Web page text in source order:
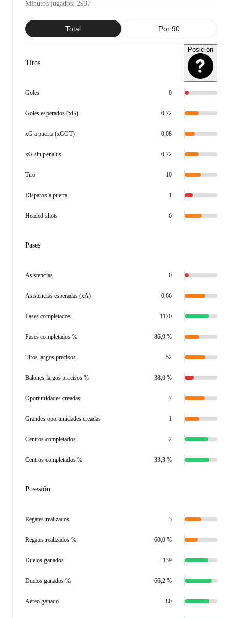
Minutos jugados: 2937
Total Por 90
Tiros
Posición
Goles 0
Goles esperados (xG) 0,72
xG a puerta (xGOT) 0,08
xG sin penaltis 0,72
Tiro 10
Disparos a puerta 1
Headed shots 6
Pases
Asistencias 0
Asistencias esperadas (xA) 0,66
Pases completados 1170
Pases completados % 86,9 %
Tiros largos precisos 52
Balones largos precisos % 38,0 %
Oportunidades creadas 7
Grandes oportunidades creadas 1
Centros completados 2
Centros completados % 33,3 %
Posesión
Regates realizados 3
Regates realizados % 60,0 %
Duelos ganados 139
Duelos ganados % 66,2 %
Aéreo ganado 80